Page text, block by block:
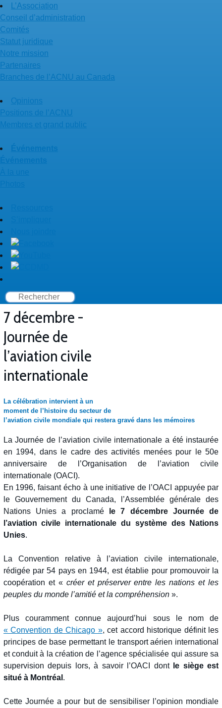
L’Association
Conseil d’administration
Comités
Statut juridique
Notre mission
Partenaires
Branches de l’ACNU au Canada
Opinions
Positions de l’ACNU
Membres et grand public
Événements
Événements
7 décembre -
Journée de
l’aviation civile
internationale
La célébration intervient à un
moment de l’histoire du secteur de
l’aviation civile mondiale qui restera gravé dans les mémoires
La Journée de l’aviation civile internationale a été instaurée
en 1994, dans le cadre des activités menées pour le 50e
anniversaire de l’Organisation de l’aviation civile
internationale (OACI).
En 1996, faisant écho à une initiative de l’OACI appuyée par
le Gouvernement du Canada, l’Assemblée générale des
Nations Unies a proclamé
le 7 décembre Journée de
l’aviation civile internationale du système des Nations
Unies.
La Convention relative à l’aviation civile internationale,
rédigée par 54 pays en 1944, est établie pour promouvoir la
coopération et « créer et préserver entre les nations et les
peuples du monde l’amitié et la compréhension».
Plus couramment connue aujourd’hui sous le nom de
« Convention de Chicago », cet accord historique définit les
principes de base permettant le transport aérien international
et conduit à la création de l’agence spécialisée qui assure sa
supervision depuis lors, à savoir l’OACI dont le siège est
situé à Montréal .
Cette Journée a pour but de sensibiliser l’opinion mondiale